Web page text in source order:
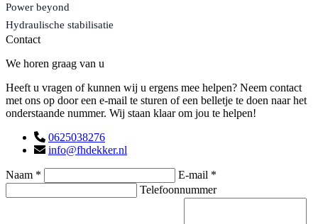
Power beyond
Hydraulische stabilisatie
Contact
We horen graag van u
Heeft u vragen of kunnen wij u ergens mee helpen? Neem contact
met ons op door een e-mail te sturen of een belletje te doen naar het
onderstaande nummer. Wij staan klaar om jou te helpen!
0625038276
info@fhdekker.nl
Naam *
E-mail *
Telefoonnummer